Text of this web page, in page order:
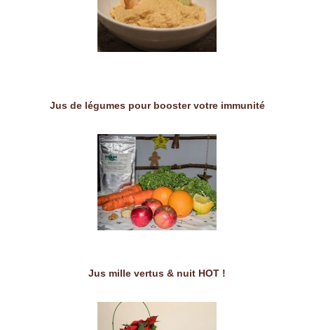
Jus de légumes pour booster votre immunité
Jus mille vertus & nuit HOT !